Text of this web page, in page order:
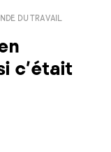
DU TRAVAIL
c’était